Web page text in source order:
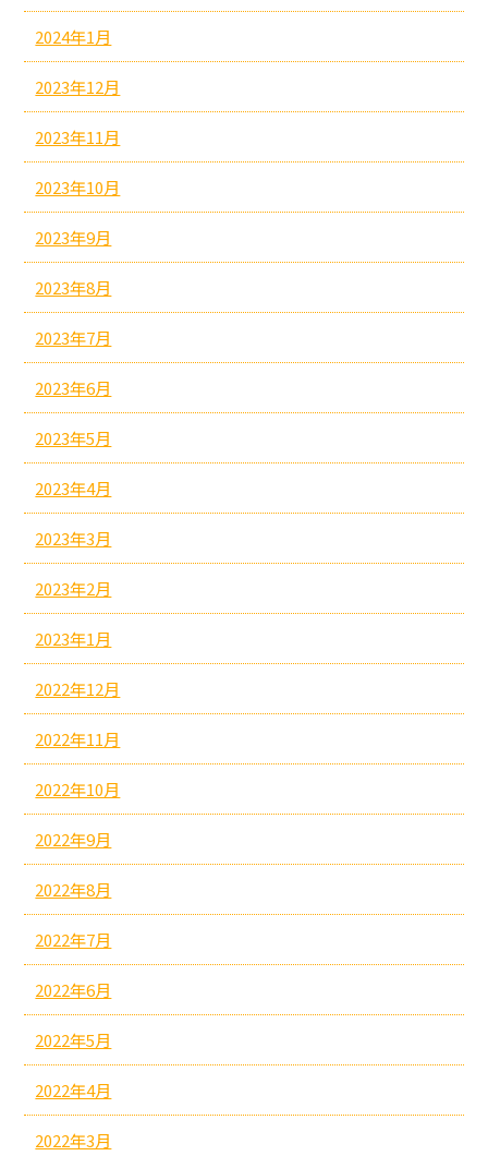
2024年1月
2023年12月
2023年11月
2023年10月
2023年9月
2023年8月
2023年7月
2023年6月
2023年5月
2023年4月
2023年3月
2023年2月
2023年1月
2022年12月
2022年11月
2022年10月
2022年9月
2022年8月
2022年7月
2022年6月
2022年5月
2022年4月
2022年3月